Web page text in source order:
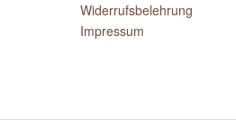
Widerrufsbelehrung
Impressum